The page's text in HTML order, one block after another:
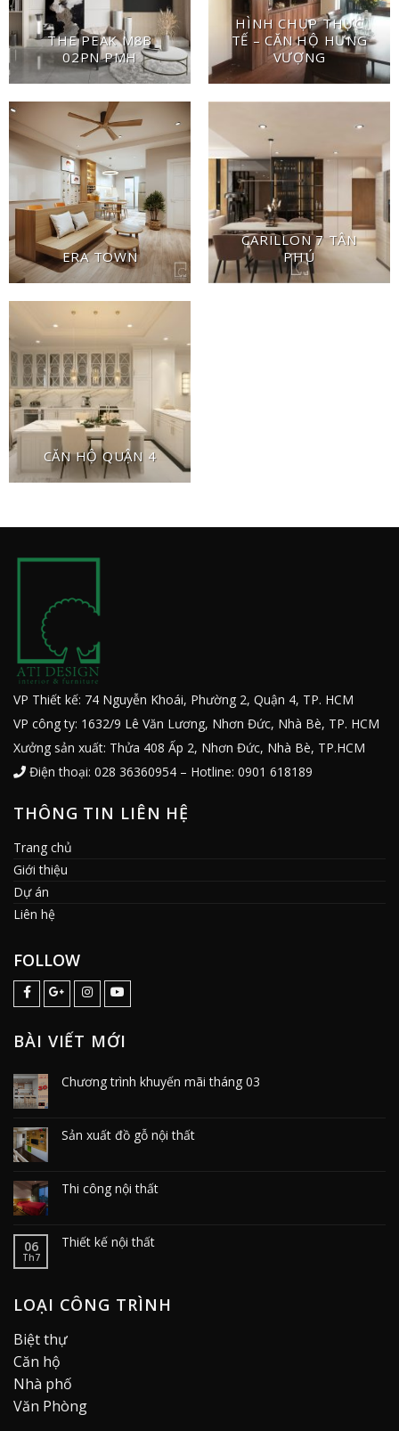
THE PEAK M8B
02PN PMH
HÌNH CHỤP THỰC
TẾ – CĂN HỘ HƯNG
VƯỢNG
ERA TOWN
CARILLON 7 TÂN
PHÚ
CĂN HỘ QUẬN 4
VP Thiết kế: 74 Nguyễn Khoái, Phường 2, Quận 4, TP. HCM
VP công ty: 1632/9 Lê Văn Lương, Nhơn Đức, Nhà Bè, TP. HCM
Xưởng sản xuất: Thửa 408 Ấp 2, Nhơn Đức, Nhà Bè, TP.HCM
Điện thoại: 028 36360954 – Hotline: 0901 618189
THÔNG TIN LIÊN HỆ
Trang chủ
Giới thiệu
Dự án
Liên hệ
FOLLOW
BÀI VIẾT MỚI
Chương trình khuyến mãi tháng 03
Sản xuất đồ gỗ nội thất
Thi công nội thất
06
Th7
Thiết kế nội thất
LOẠI CÔNG TRÌNH
Biệt thự
Căn hộ
Nhà phố
Văn Phòng